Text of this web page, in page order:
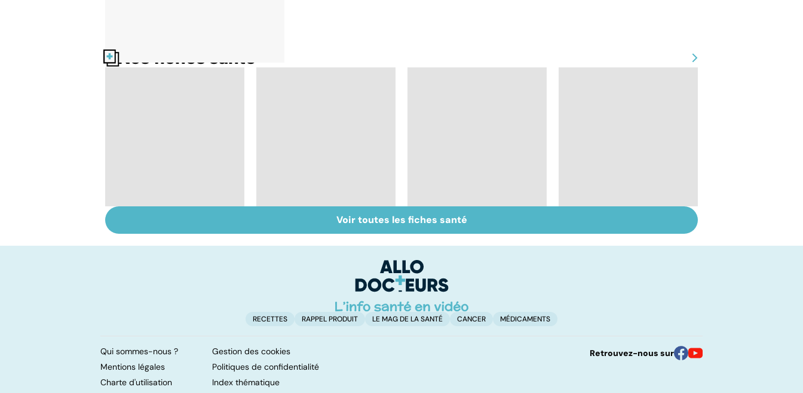
Nos fiches santé
d'une enquête
Tout savoir sur les
infections
Inflammation des
amygdales : que faire
passage à l'acte
Voir toutes les fiches santé
RECETTES RAPPEL PRODUIT LE MAG DE LA SANTÉ CANCER MÉDICAMENTS
Qui sommes-nous ?
Gestion des cookies
Mentions légales
Politiques de confidentialité
Charte d'utilisation
Index thématique
Retrouvez-nous sur